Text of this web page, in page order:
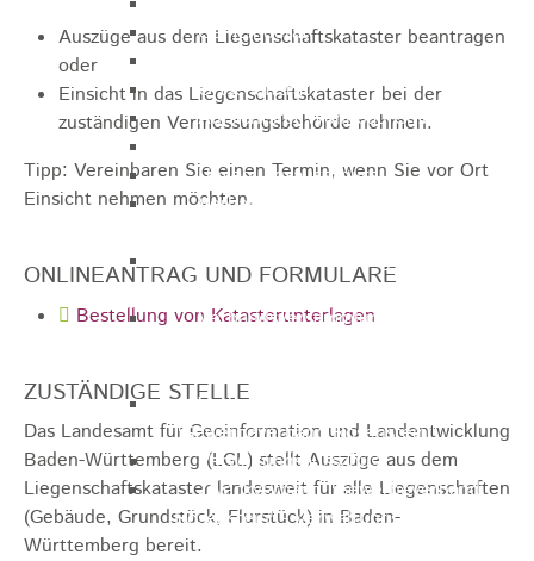
Gemeinderat
Ortschaftsrat
Aufsichtsrat Wohnbau GmbH
Umlegungsausschuss
Verbandsversammlung der VG
Verbandsversammlung des
Abwasserzweckverband Lauter-Rems
Verbandsversammlung des
Verbandsversammlung Zweckverband
"Gewerbeverband Rosenstein"
Verwaltungsausschuss
Zweckverband "Gewerbeverband
Rosenstein" - Verwaltungsrat
Auszüge aus dem Liegenschaftskataster beantragen
oder
Einsicht in das Liegenschaftskataster bei der
zuständigen Vermessungsbehörde nehmen.
Tipp: Vereinbaren Sie einen Termin, wenn Sie vor Ort
Einsicht nehmen möchten.
ONLINEANTRAG UND FORMULARE
Bestellung von Katasterunterlagen
ZUSTÄNDIGE STELLE
Das Landesamt für Geoinformation und Landentwicklung
Baden-Württemberg (LGL) stellt Auszüge aus dem
Liegenschaftskataster landesweit für alle Liegenschaften
(Gebäude, Grundstück, Flurstück) in Baden-
Württemberg bereit.